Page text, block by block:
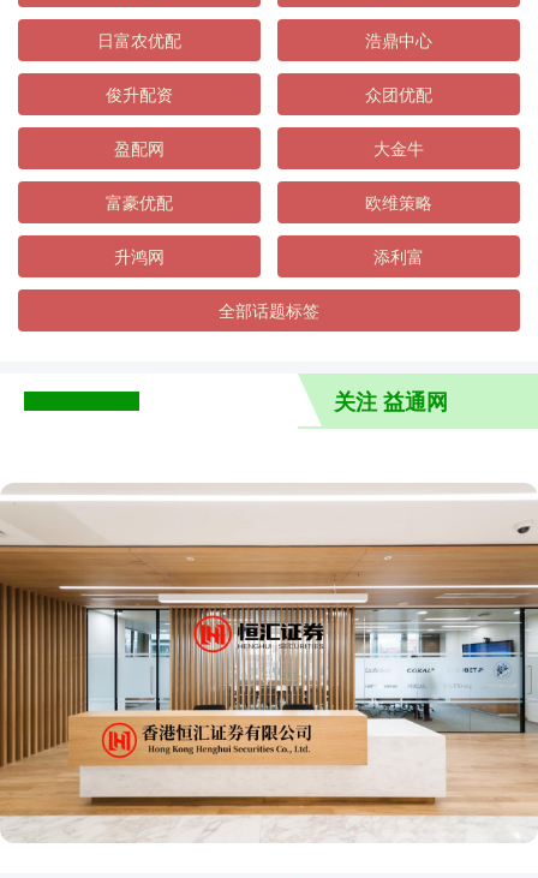
日富农优配 浩鼎中心
俊升配资 众团优配
盈配网 大金牛
富豪优配 欧维策略
升鸿网 添利富
全部话题标签
关注 益通网